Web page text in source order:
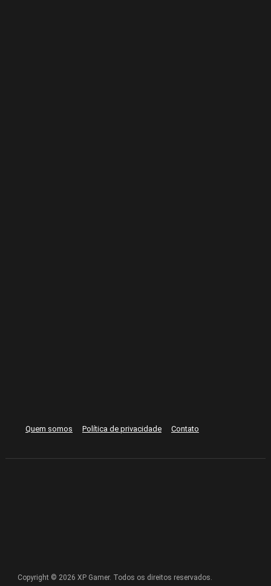
Quem somos Política de privacidade Contato
Copyright © 2026 XP Gamer. Todos os direitos reservados.